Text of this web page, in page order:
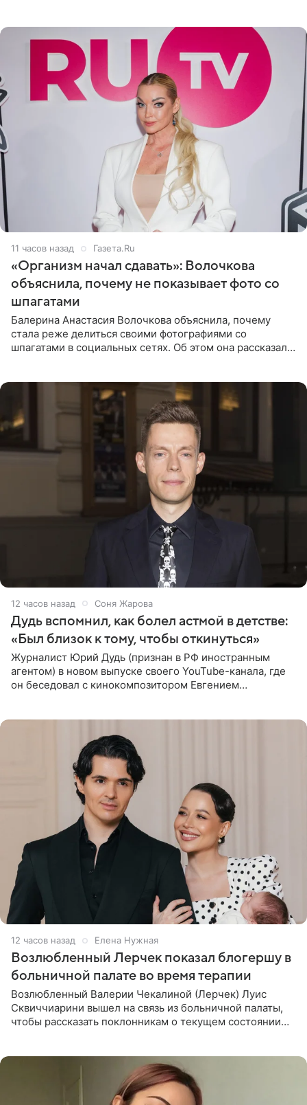
11 часов назад Газета.Ru
«Организм начал сдавать»: Волочкова
объяснила, почему не показывает фото со
шпагатами
Балерина Анастасия Волочкова объяснила, почему
стала реже делиться своими фотографиями со
шпагатами в социальных сетях. Об этом она рассказала
12 часов назад Соня Жарова
Дудь вспомнил, как болел астмой в детстве:
«Был близок к тому, чтобы откинуться»
Журналист Юрий Дудь (признан в РФ иностранным
агентом) в новом выпуске своего YouTube-канала, где
он беседовал с кинокомпозитором Евгением
12 часов назад Елена Нужная
Возлюбленный Лерчек показал блогершу в
больничной палате во время терапии
Возлюбленный Валерии Чекалиной (Лерчек) Луис
Сквиччиарини вышел на связь из больничной палаты,
чтобы рассказать поклонникам о текущем состоянии